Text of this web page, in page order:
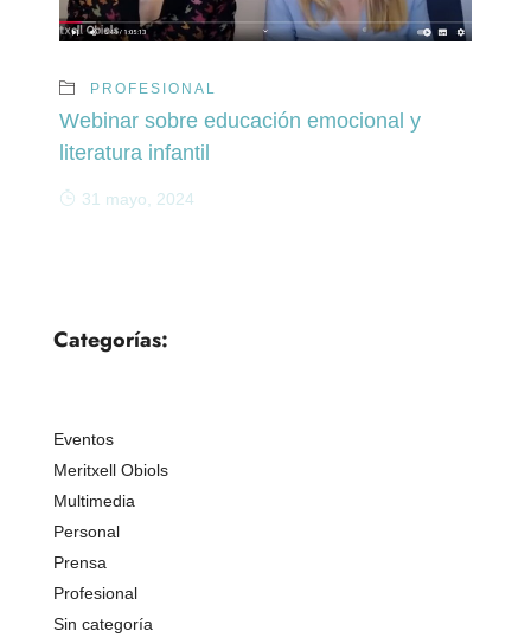
PROFESIONAL
Webinar sobre educación emocional y
literatura infantil
31 mayo, 2024
Categorías:
Eventos
Meritxell Obiols
Multimedia
Personal
Prensa
Profesional
Sin categoría